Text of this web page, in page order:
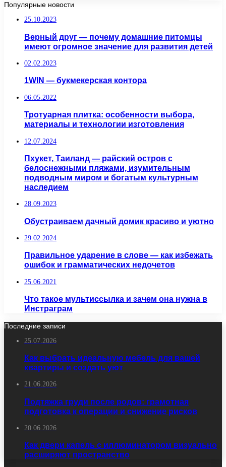
Популярные новости
25.10.2023
Верный друг — почему домашние питомцы
имеют огромное значение для развития детей
02.02.2023
1WIN — букмекерская контора
06.05.2022
Тротуарная плитка: особенности выбора,
материалы и технологии изготовления
12.07.2024
Пхукет, Таиланд — райский остров с
белоснежными пляжами, изумительным
подводным миром и богатым культурным
наследием
28.09.2023
Обустраиваем дачный домик красиво и уютно
29.02.2024
Правильное ударение в слове — как избежать
ошибок и грамматических недочетов
25.06.2021
Что такое мультиссылка и зачем она нужна в
Инстраграм
Последние записи
25.07.2026
Как выбрать идеальную мебель для вашей
квартиры и создать уют
21.06.2026
Подтяжка груди после родов: грамотная
подготовка к операции и снижение рисков
20.06.2026
Как двери капель с иллюминатором визуально
расширяют пространство